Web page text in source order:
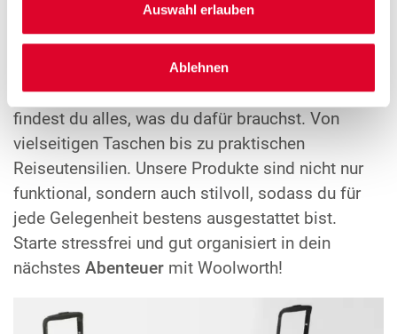
Auswahl erlauben
Ablehnen
Kleine Auszeit gefällig? Mit Woolworth wird dein
nächsterKurztripzum vollen Erfolg! Egal, ob du
einen spontanen Wochenendausflug planst oder
eine kurzeGeschäftsreisevor dir hast - bei uns
findest du alles, was du dafür brauchst. Von
vielseitigen Taschen bis zu praktischen
Reiseutensilien. Unsere Produkte sind nicht nur
funktional, sondern auch stilvoll, sodass du für
jede Gelegenheit bestens ausgestattet bist.
Starte stressfrei und gut organisiert in dein
nächstes Abenteuer mit Woolworth!